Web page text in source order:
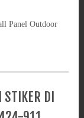
Panel Outdoor
DI